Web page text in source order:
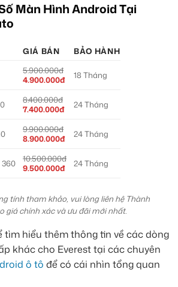
Màn Hình Android Tại
GIÁ BÁN BẢO HÀNH
5.900.000đ
4.900.000đ
18 Tháng
8.400.000đ
7.400.000đ
24 Tháng
9.900.000đ
8.900.000đ
24 Tháng
360
10.500.000đ
9.500.000đ
24 Tháng
tính tham khảo, vui lòng liên hệ Thành
giá chính xác và ưu đãi mới nhất.
tìm hiểu thêm thông tin về các dòng
khác cho Everest tại các chuyên
ô tô để có cái nhìn tổng quan